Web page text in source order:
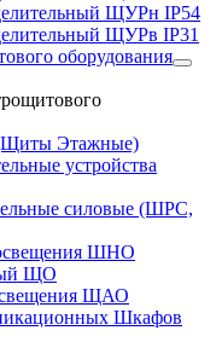
ЩУРн IP54
ЩУРв IP31
оборудования
Этажные)
устройства
силовые (ШРС,
ШНО
ЩО
ЩАО
Шкафов